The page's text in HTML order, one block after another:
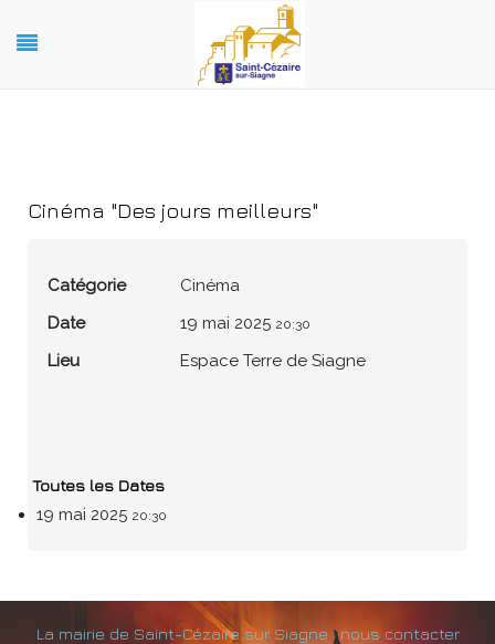
Cinéma "Des jours meilleurs"
Catégorie
Cinéma
Date
19 mai 2025 20:30
Lieu Espace Terre de Siagne
Toutes les Dates
19 mai 2025 20:30
La mairie de Saint-Cézaire sur Siagne : nous contacter